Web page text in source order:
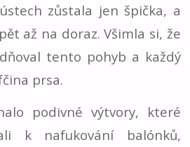
zůstala jen špička, a
až na doraz. Všimla si, že
tento pohyb a každý
prsa.
podivné výtvory, které
k nafukování balónků,